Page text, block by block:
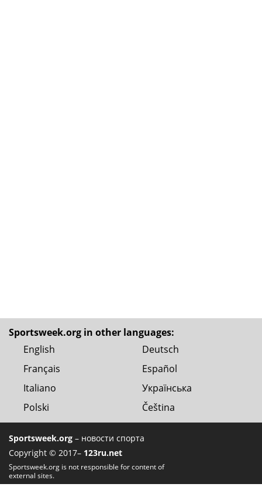
Sportsweek.org in other languages:
English
Deutsch
Français
Español
Italiano
Українська
Polski
Čeština
Sportsweek.org – новости спорта
Copyright © 2017– 123ru.net
Sportsweek.org is not responsible for content of
external sites.